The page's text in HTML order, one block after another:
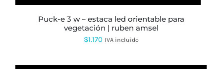
puck-e 3 w – estaca led orientable para
vegetación | ruben amsel
$1.170 IVA incluido